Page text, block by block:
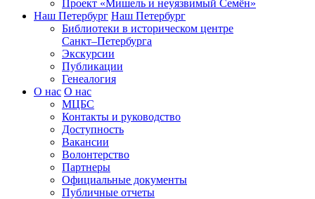
Проект «Мишель и неуязвимый Семён»
Наш Петербург Наш Петербург
Библиотеки в историческом центре
Санкт–Петербурга
Экскурсии
Публикации
Генеалогия
О нас О нас
МЦБС
Контакты и руководство
Доступность
Вакансии
Волонтерство
Партнеры
Официальные документы
Публичные отчеты